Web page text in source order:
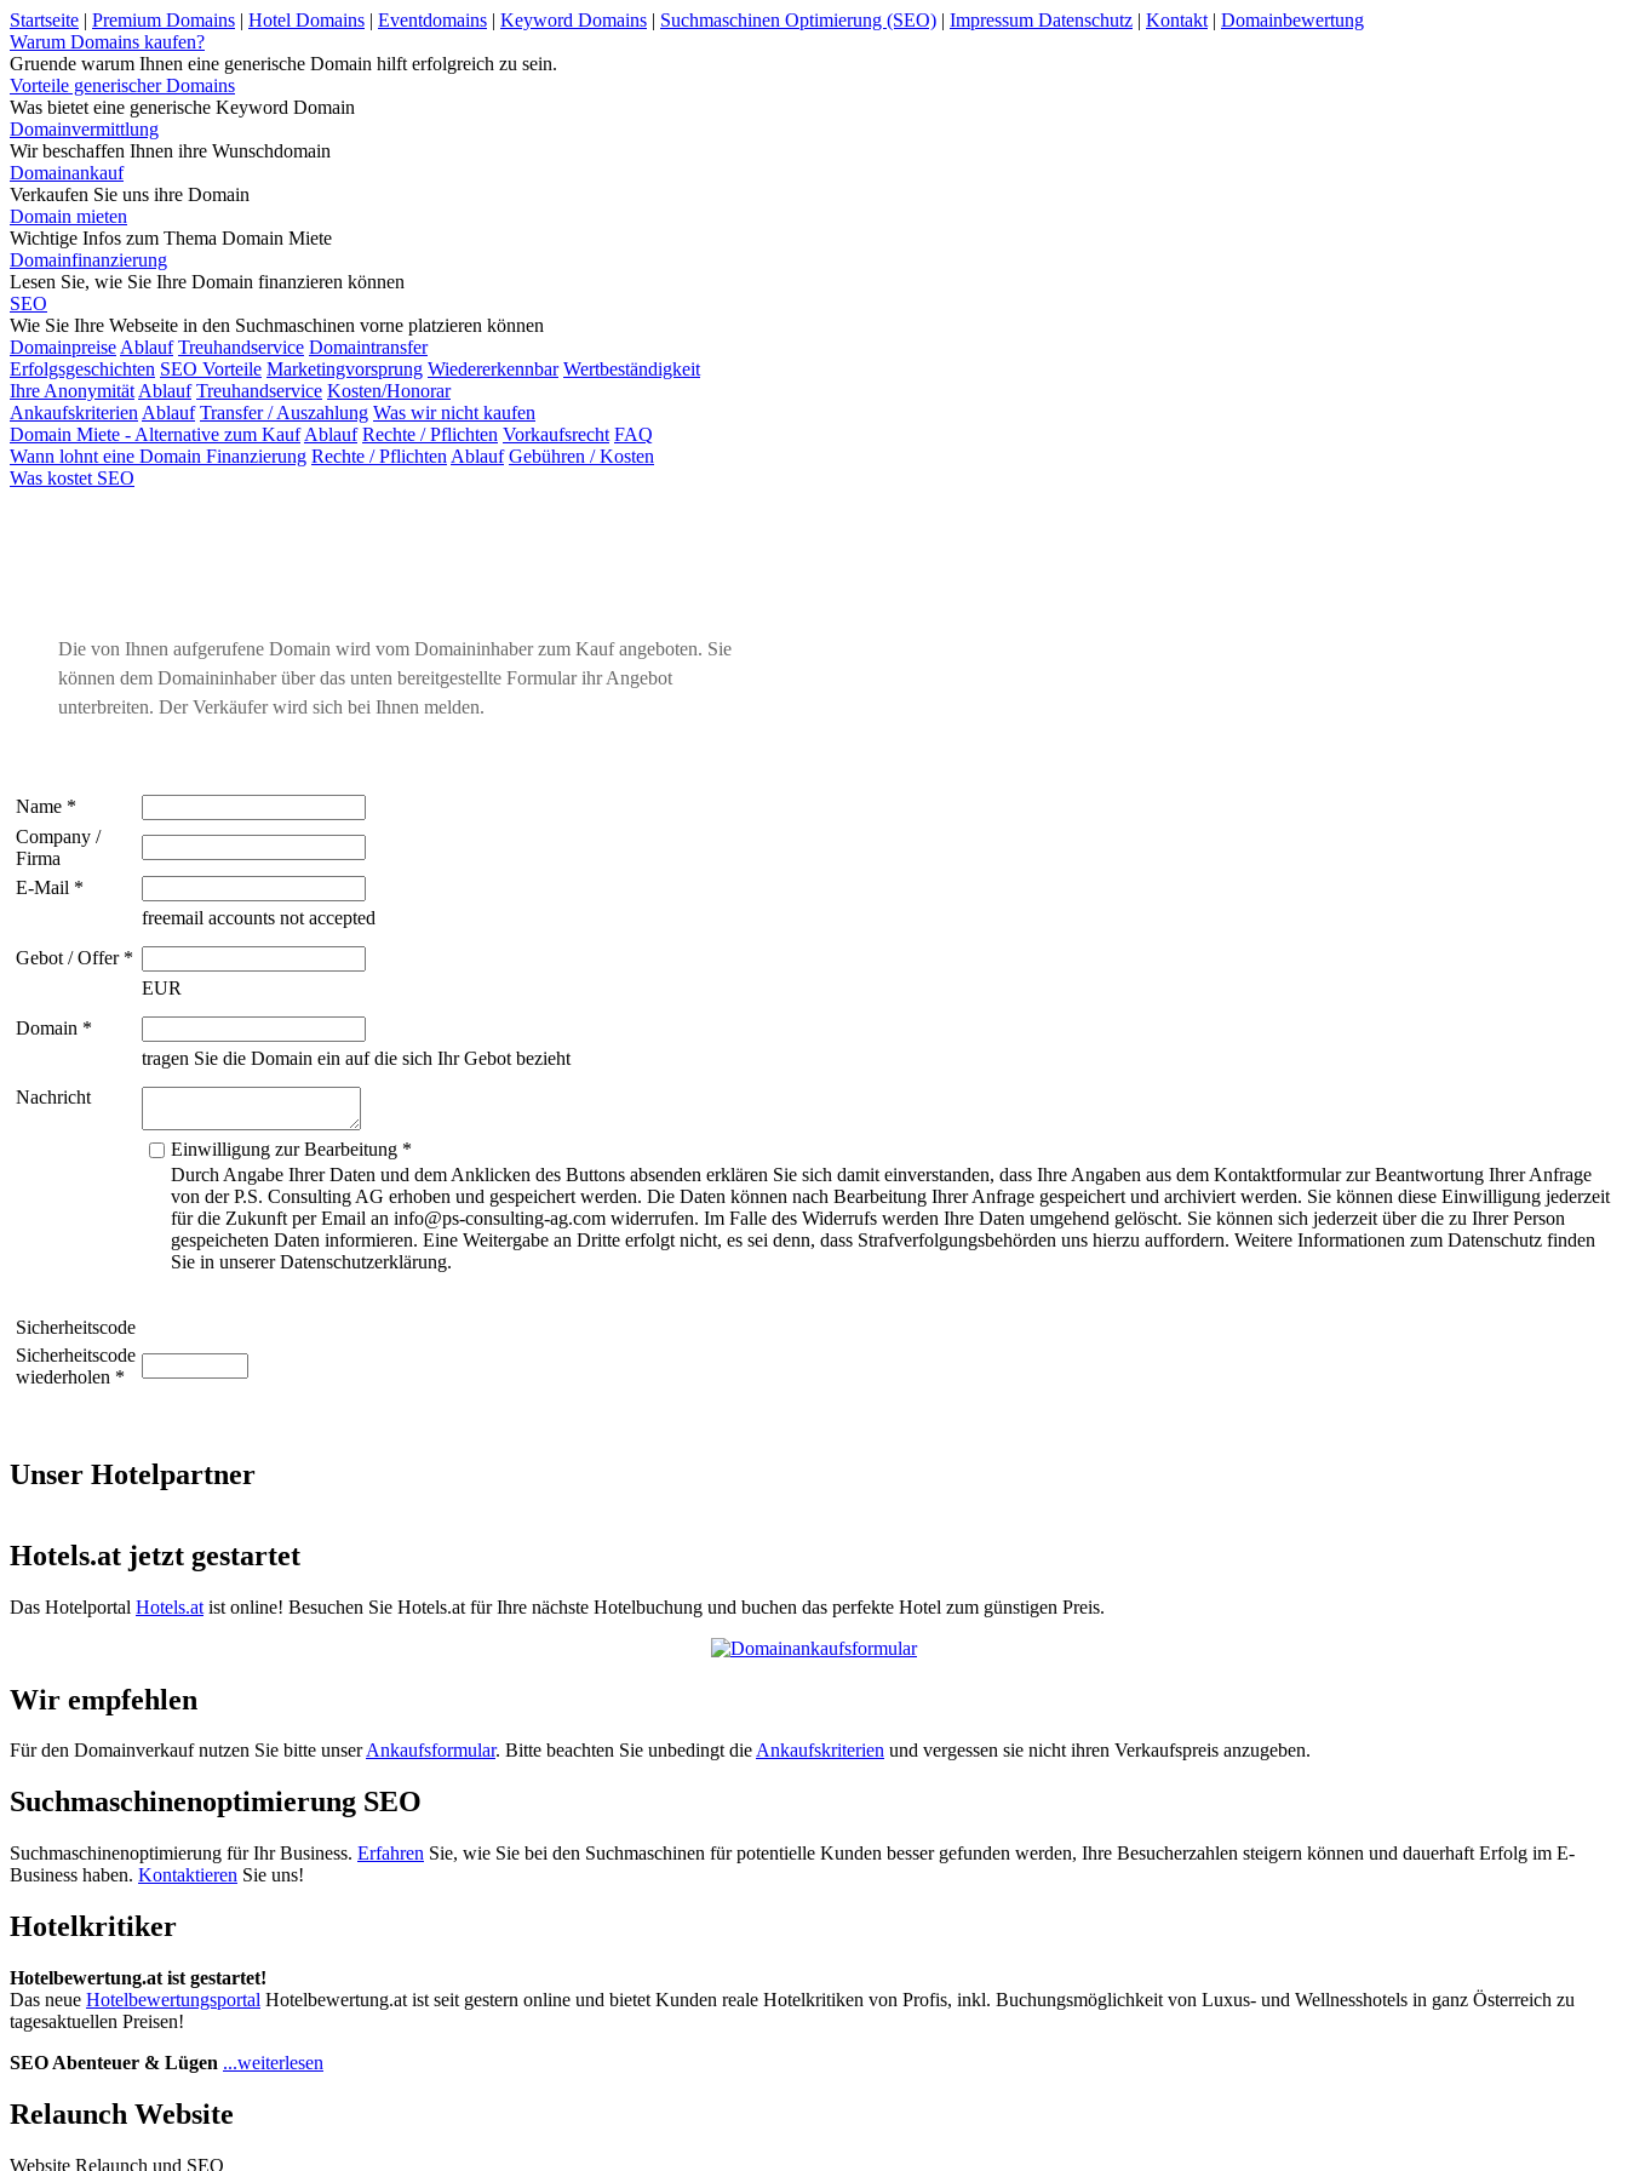
Startseite | Premium Domains | Hotel Domains | Eventdomains | Keyword Domains | Suchmaschinen Optimierung (SEO) | Impressum Datenschutz | Kontakt | Domainbewertung
Warum Domains kaufen?
Gruende warum Ihnen eine generische Domain hilft erfolgreich zu sein.
Vorteile generischer Domains
Was bietet eine generische Keyword Domain
Domainvermittlung
Wir beschaffen Ihnen ihre Wunschdomain
Domainankauf
Verkaufen Sie uns ihre Domain
Domain mieten
Wichtige Infos zum Thema Domain Miete
Domainfinanzierung
Lesen Sie, wie Sie Ihre Domain finanzieren können
SEO
Wie Sie Ihre Webseite in den Suchmaschinen vorne platzieren können
Domainpreise Ablauf Treuhandservice Domaintransfer
Erfolgsgeschichten SEO Vorteile Marketingvorsprung Wiedererkennbar Wertbeständigkeit
Ihre Anonymität Ablauf Treuhandservice Kosten/Honorar
Ankaufskriterien Ablauf Transfer / Auszahlung Was wir nicht kaufen
Domain Miete - Alternative zum Kauf Ablauf Rechte / Pflichten Vorkaufsrecht FAQ
Wann lohnt eine Domain Finanzierung Rechte / Pflichten Ablauf Gebühren / Kosten
Was kostet SEO
Die von Ihnen aufgerufene Domain wird vom Domaininhaber zum Kauf angeboten. Sie
können dem Domaininhaber über das unten bereitgestellte Formular ihr Angebot
unterbreiten. Der Verkäufer wird sich bei Ihnen melden.
Name *
Company /
Firma
E-Mail *
freemail accounts not accepted
Gebot / Offer *
EUR
Domain *
tragen Sie die Domain ein auf die sich Ihr Gebot bezieht
Nachricht
Einwilligung zur Bearbeitung *
Durch Angabe Ihrer Daten und dem Anklicken des Buttons absenden erklären Sie sich damit einverstanden, dass Ihre Angaben aus dem Kontaktformular zur Beantwortung Ihrer Anfrage
von der P.S. Consulting AG erhoben und gespeichert werden. Die Daten können nach Bearbeitung Ihrer Anfrage gespeichert und archiviert werden. Sie können diese Einwilligung jederzeit
für die Zukunft per Email an info@ps-consulting-ag.com widerrufen. Im Falle des Widerrufs werden Ihre Daten umgehend gelöscht. Sie können sich jederzeit über die zu Ihrer Person
gespeicheten Daten informieren. Eine Weitergabe an Dritte erfolgt nicht, es sei denn, dass Strafverfolgungsbehörden uns hierzu auffordern. Weitere Informationen zum Datenschutz finden
Sie in unserer Datenschutzerklärung.
Sicherheitscode
Sicherheitscode
wiederholen *
Unser Hotelpartner
Hotels.at jetzt gestartet
Das Hotelportal Hotels.at ist online! Besuchen Sie Hotels.at für Ihre nächste Hotelbuchung und buchen das perfekte Hotel zum günstigen Preis.
Wir empfehlen
Für den Domainverkauf nutzen Sie bitte unserAnkaufsformular. Bitte beachten Sie unbedingt dieAnkaufskriterien und vergessen sie nicht ihren Verkaufspreis anzugeben.
Suchmaschinenoptimierung SEO
Suchmaschinenoptimierung für Ihr Business. Erfahren Sie, wie Sie bei den Suchmaschinen für potentielle Kunden besser gefunden werden, Ihre Besucherzahlen steigern können und dauerhaft Erfolg im E-
Business haben. Kontaktieren Sie uns!
Hotelkritiker
Hotelbewertung.at ist gestartet!
Das neue Hotelbewertungsportal Hotelbewertung.at ist seit gestern online und bietet Kunden reale Hotelkritiken von Profis, inkl. Buchungsmöglichkeit von Luxus- und Wellnesshotels in ganz Österreich zu
tagesaktuellen Preisen!
SEO Abenteuer & Lügen ...weiterlesen
Relaunch Website
Website Relaunch und SEO